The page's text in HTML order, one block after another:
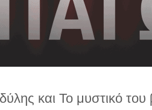
και Το μυστικό του